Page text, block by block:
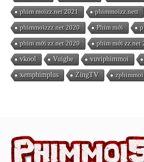
phim moizz.net 2021 phimmoizz.nett
phimmoizzz.net 2020 Phim mới
phim mới zz.net 2020 phim mới zz.net
vkool Vuighe vuviphimmoi
xemphimplus ZingTV zphimmoi